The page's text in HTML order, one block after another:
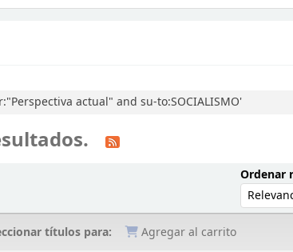
actual" and su-to:SOCIALISMO'
Ordenar
títulos para: Agregar al carrito